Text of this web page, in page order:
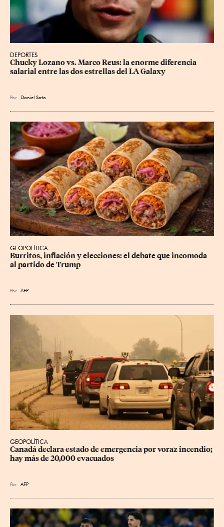
DEPORTES
Chucky Lozano vs. Marco Reus: la enorme diferencia
salarial entre las dos estrellas del LA Galaxy
Por Daniel Soto
GEOPOLÍTICA
Burritos, inflación y elecciones: el debate que incomoda
al partido de Trump
Por AFP
GEOPOLÍTICA
Canadá declara estado de emergencia por voraz incendio;
hay más de 20,000 evacuados
Por AFP